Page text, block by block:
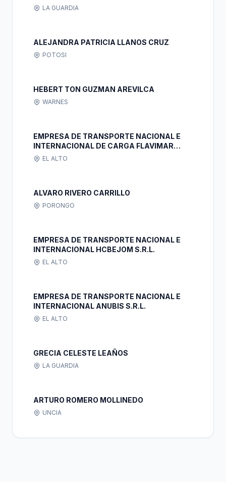
LA GUARDIA
ALEJANDRA PATRICIA LLANOS CRUZ
POTOSI
HEBERT TON GUZMAN AREVILCA
WARNES
EMPRESA DE TRANSPORTE NACIONAL E
INTERNACIONAL DE CARGA FLAVIMAR
S.R.L.EL ALTO
ALVARO RIVERO CARRILLO
PORONGO
EMPRESA DE TRANSPORTE NACIONAL E
INTERNACIONAL HCBEJOM S.R.L.
EL ALTO
EMPRESA DE TRANSPORTE NACIONAL E
INTERNACIONAL ANUBIS S.R.L.
EL ALTO
GRECIA CELESTE LEAÑOS
LA GUARDIA
ARTURO ROMERO MOLLINEDO
UNCIA